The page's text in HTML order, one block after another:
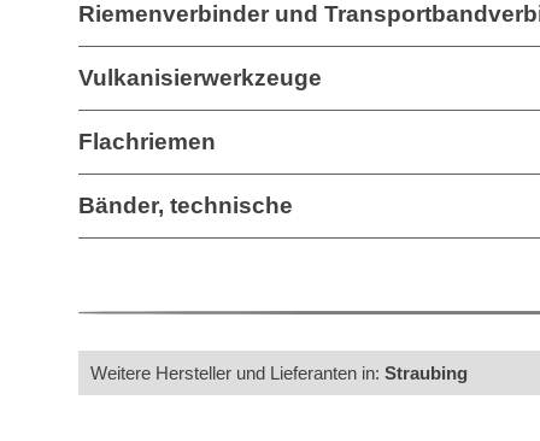
Riemenverbinder und
Vulkanisierwerkzeuge
Flachriemen
Bänder, technische
Weitere Hersteller und Lieferanten in: Straubing